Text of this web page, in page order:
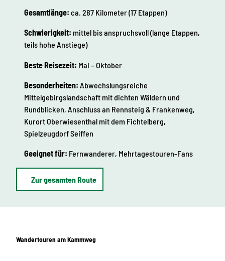
Gesamtlänge: ca. 287 Kilometer (17 Etappen)
Schwierigkeit: mittel bis anspruchsvoll (lange Etappen,
teils hohe Anstiege)
Beste Reisezeit: Mai – Oktober
Besonderheiten: Abwechslungsreiche
Mittelgebirgslandschaft mit dichten Wäldern und
Rundblicken, Anschluss an Rennsteig & Frankenweg,
Kurort Oberwiesenthal mit dem Fichtelberg,
Spielzeugdorf Seiffen
Geeignet für: Fernwanderer, Mehrtagestouren-Fans
Zur gesamten Route
Wandertouren am Kammweg